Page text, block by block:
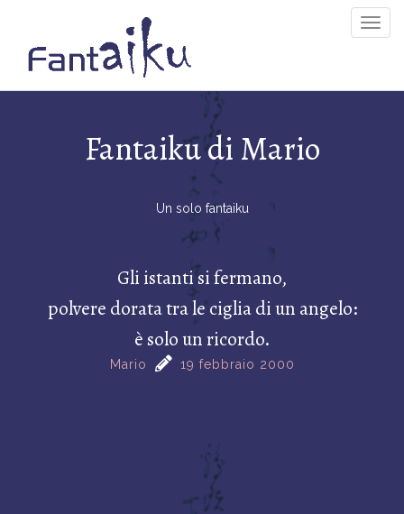
Fantaiku di Mario
Un solo fantaiku
Gli istanti si fermano,
polvere dorata tra le ciglia di un angelo:
è solo un ricordo.
Mario 19 febbraio 2000